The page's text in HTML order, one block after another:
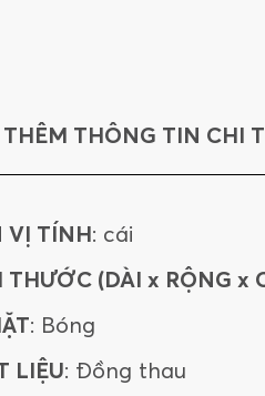
THÔNG TIN CHI
VỊ TÍNH: cái
THƯỚC (DÀI x RỘNG x
: Bóng
LIỆU: Đồng thau